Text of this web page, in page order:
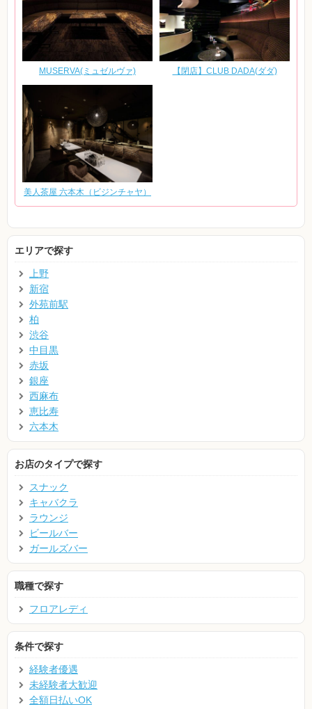
MUSERVA(ミュゼルヴァ) 【閉店】CLUB DADA(ダダ)
美人茶屋 六本木（ビジンチャヤ）
エリアで探す
上野
新宿
外苑前駅
柏
渋谷
中目黒
赤坂
銀座
西麻布
恵比寿
六本木
お店のタイプで探す
スナック
キャバクラ
ラウンジ
ビールバー
ガールズバー
職種で探す
フロアレディ
条件で探す
経験者優遇
未経験者大歓迎
全額日払いOK